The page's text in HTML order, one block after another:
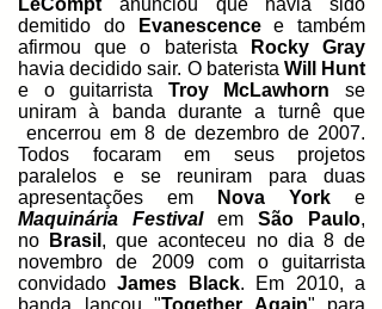
LeCompt anunciou que havia sido
demitido do
Evanescencee também
afirmou que o baterista
Rocky Gray
havia decidido sair. O baterista Will Hunt
e o guitarrista Troy McLawhorn se
uniram à banda durante a turnê que
encerrou em 8 de dezembro de 2007.
Todos focaram em seus projetos
paralelos e se reuniram para duas
apresentações em
Nova York e
Maquinária Festivalem São Paulo,
no
Brasil , que aconteceu no dia 8 de
novembro de 2009 com o guitarrista
convidadoJames Black.
Em 2010, a
banda lançou "Together Again" para